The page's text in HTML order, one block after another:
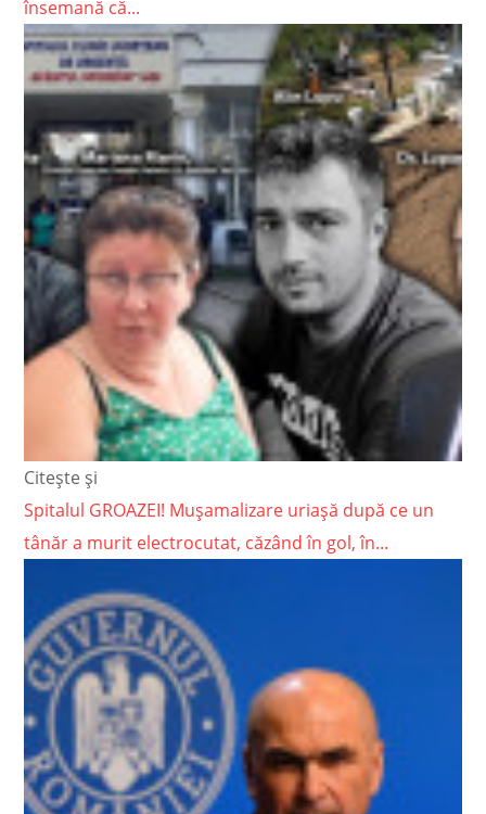
însemană că...
Citește și
Spitalul GROAZEI! Mușamalizare uriașă după ce un
tânăr a murit electrocutat, căzând în gol, în...